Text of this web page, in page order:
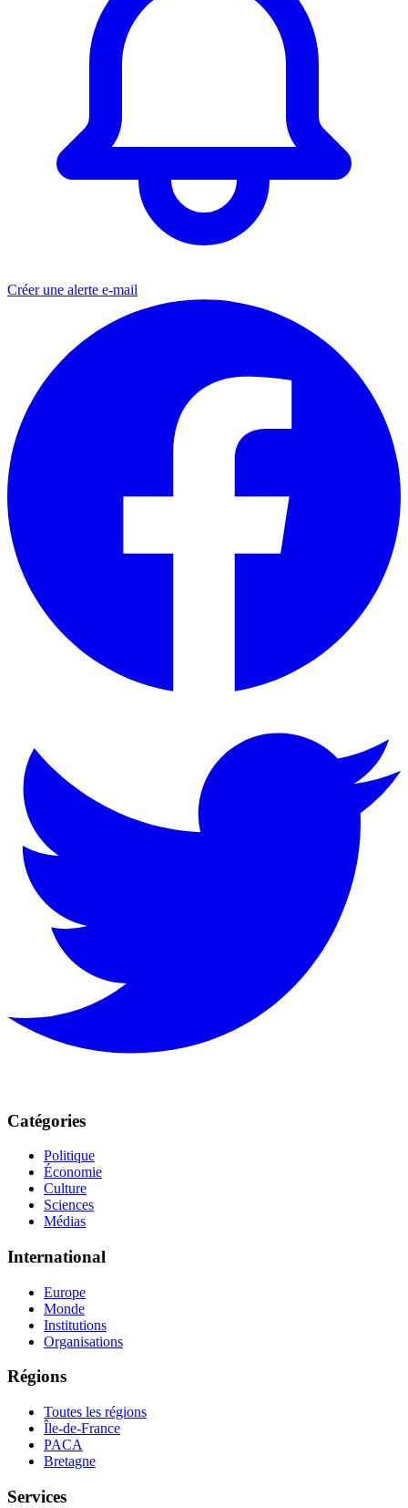
Créer une alerte e-mail
Catégories
Politique
Économie
Culture
Sciences
Médias
International
Europe
Monde
Institutions
Organisations
Régions
Toutes les régions
Île-de-France
PACA
Bretagne
Services